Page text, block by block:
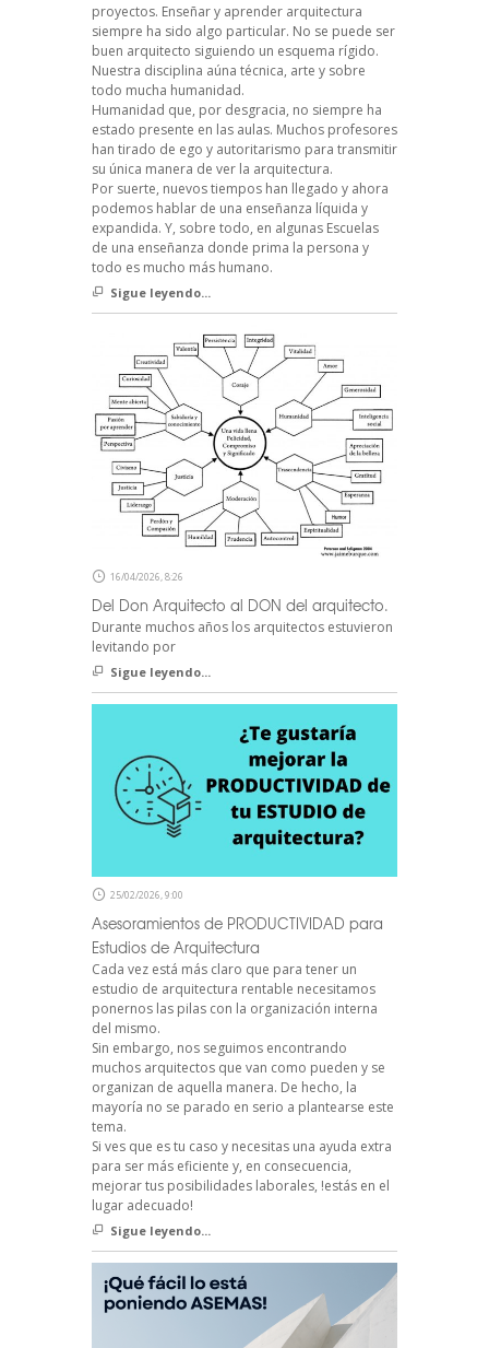
proyectos. Enseñar y aprender arquitectura
siempre ha sido algo particular. No se puede ser
buen arquitecto siguiendo un esquema rígido.
Nuestra disciplina aúna técnica, arte y sobre
todo mucha humanidad.
Humanidad que, por desgracia, no siempre ha
estado presente en las aulas. Muchos profesores
han tirado de ego y autoritarismo para transmitir
su única manera de ver la arquitectura.
Por suerte, nuevos tiempos han llegado y ahora
podemos hablar de una enseñanza líquida y
expandida. Y, sobre todo, en algunas Escuelas
de una enseñanza donde prima la persona y
todo es mucho más humano.
Sigue leyendo...
16/04/2026, 8:26
Del Don Arquitecto al DON del arquitecto.
Durante muchos años los arquitectos estuvieron
levitando por
Sigue leyendo...
25/02/2026, 9:00
Asesoramientos de PRODUCTIVIDAD para
Estudios de Arquitectura
Cada vez está más claro que para tener un
estudio de arquitectura rentable necesitamos
ponernos las pilas con la organización interna
del mismo.
Sin embargo, nos seguimos encontrando
muchos arquitectos que van como pueden y se
organizan de aquella manera. De hecho, la
mayoría no se parado en serio a plantearse este
tema.
Si ves que es tu caso y necesitas una ayuda extra
para ser más eficiente y, en consecuencia,
mejorar tus posibilidades laborales, !estás en el
lugar adecuado!
Sigue leyendo...